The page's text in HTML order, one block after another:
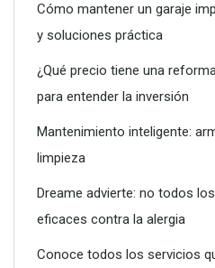
Conoce todos los servicios que
Cómo mantener un garaje
y soluciones práctica
¿Qué precio tiene una
para entender la inversión
Mantenimiento inteligente:
limpieza
Dreame advierte: no todos
eficaces contra la alergia
Conoce todos los servicios